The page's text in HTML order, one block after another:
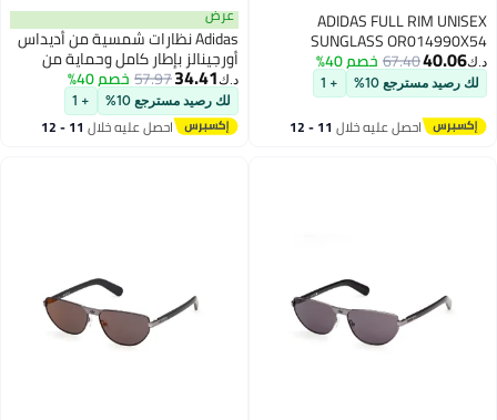
ADIDAS FULL RIM UNISEX
SUNGLASS OR014990X54
د.ك‏40.06
67.40خصم 40%
لك رصيد مسترجع 10% + 1
احصل عليه خلال 11 - 12
اغسطس
عرض
Adidas نظارات شمسية من أديداس
أورجينالز بإطار كامل وحماية من
الأشعة فوق البنفسجية من
الأسيتات OR014702G56
د.ك‏34.41
57.97خصم 40%
لك رصيد مسترجع 10% + 1
احصل عليه خلال 11 - 12
اغسطس